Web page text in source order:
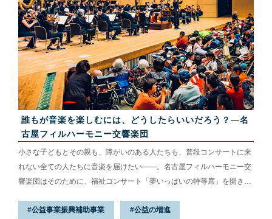
誰もが音楽を楽しむには、どうしたらいいだろう？—名
古屋フィルハーモニー交響楽団
小さな子どもとその親も、障がいのある人たちも、普段コンサートに来
れない全ての人たちに音楽を届けたい——。名古屋フィルハーモニー交
響楽団はそのために、福祉コンサート「夢いっぱいの特等席」を開き続
上げるのを、母親が気に病んで席を立ったという。その姿を見た楽団職
公益事業振興補助事業 公益の増進